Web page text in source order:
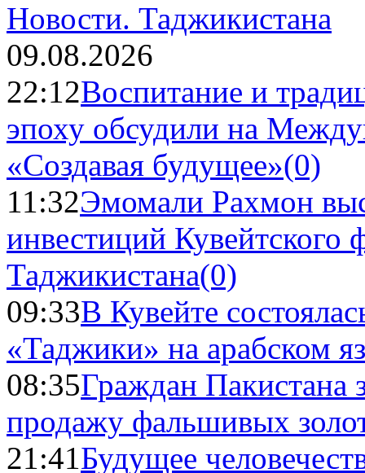
Новости. Таджикистана
09.08.2026
22:12Воспитание и
эпоху обсудили на
«Создавая будущее»(0)
11:32Эмомали Рахмон
инвестиций Кувейтского
Таджикистана(0)
09:33В Кувейте
«Таджики» на арабском
08:35Граждан Пакистана
продажу фальшивых
21:41Будущее